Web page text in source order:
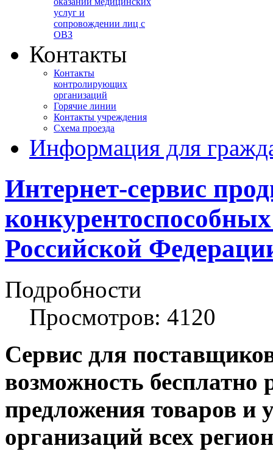
услуг и
сопровождении лиц с
ОВЗ
Контакты
Контакты
контролирующих
организаций
Горячие линии
Контакты учреждения
Схема проезда
Информация для
Интернет-сервис
Российской
Подробности
Просмотров: 4120
Сервис для
возможность бесплатно
предложения товаров и
организаций всех